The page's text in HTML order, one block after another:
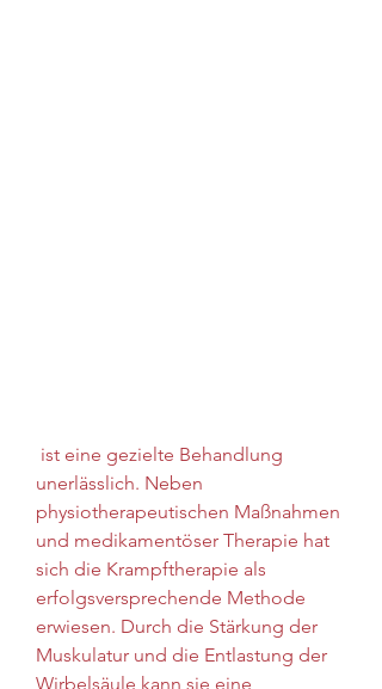
unerlässlich. Neben
physiotherapeutischen Maßnahmen
und medikamentöser Therapie hat
sich die Krampftherapie als
erfolgsversprechende Methode
erwiesen. Durch die Stärkung der
Muskulatur und die Entlastung der
Wirbelsäule kann sie eine